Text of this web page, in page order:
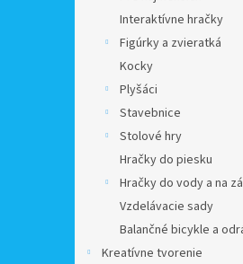
Interaktívne hračky
Figúrky a zvieratká
Kocky
Plyšáci
Stavebnice
Stolové hry
Hračky do piesku
Hračky do vody a na
Vzdelávacie sady
Balančné bicykle a
Kreatívne tvorenie